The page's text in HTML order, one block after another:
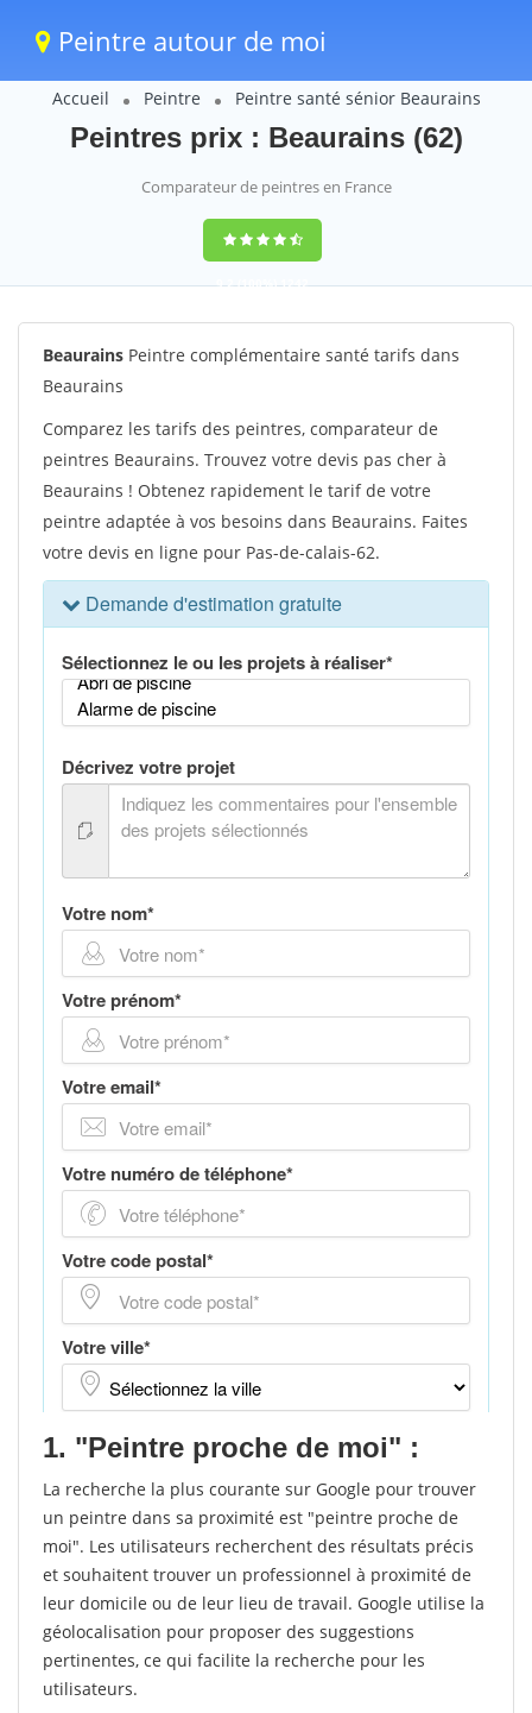
Peintre autour de moi
Accueil Peintre Peintre santé sénior Beaurains
Peintres prix : Beaurains (62)
Comparateur de peintres en France
9,2(100%)1242
votes
Beaurains Peintre complémentaire santé tarifs dans
Beaurains
Comparez les tarifs des peintres, comparateur de
peintres Beaurains. Trouvez votre devis pas cher à
Beaurains ! Obtenez rapidement le tarif de votre
peintre adaptée à vos besoins dans Beaurains. Faites
votre devis en ligne pour Pas-de-calais-62.
1. "Peintre proche de moi" :
La recherche la plus courante sur Google pour trouver
un peintre dans sa proximité est "peintre proche de
moi". Les utilisateurs recherchent des résultats précis
et souhaitent trouver un professionnel à proximité de
leur domicile ou de leur lieu de travail. Google utilise la
géolocalisation pour proposer des suggestions
pertinentes, ce qui facilite la recherche pour les
utilisateurs.